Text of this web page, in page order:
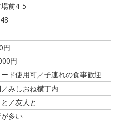
前4-5
円
円
ド使用可／子連れの食事歓迎
みしおね横丁内
／友人と
多い